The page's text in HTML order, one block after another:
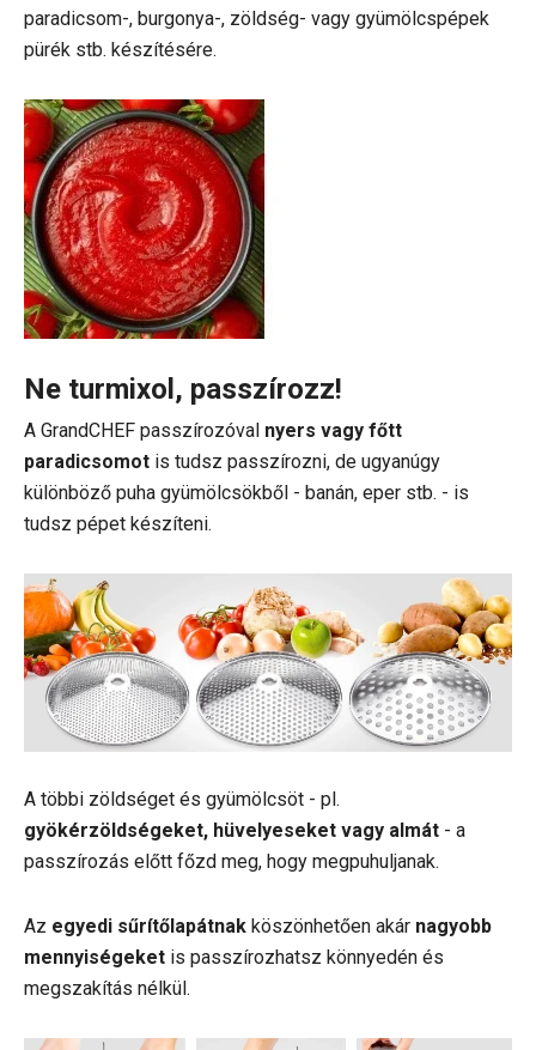
paradicsom-, burgonya-, zöldség- vagy gyümölcspépek
pürék stb. készítésére.
Ne turmixol, passzírozz!
A GrandCHEF passzírozóval nyers vagy főtt
paradicsomot is tudsz passzírozni, de ugyanúgy
különböző puha gyümölcsökből - banán, eper stb. - is
tudsz pépet készíteni.
A többi zöldséget és gyümölcsöt - pl.
gyökérzöldségeket, hüvelyeseket vagy almát - a
passzírozás előtt főzd meg, hogy megpuhuljanak.
Az egyedi sűrítőlapátnak köszönhetően akár nagyobb
mennyiségeket is passzírozhatsz könnyedén és
megszakítás nélkül.